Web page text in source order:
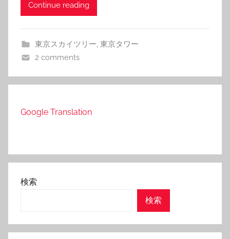
Continue reading
東京スカイツリー, 東京タワー
2 comments
Google Translation
検索
検索